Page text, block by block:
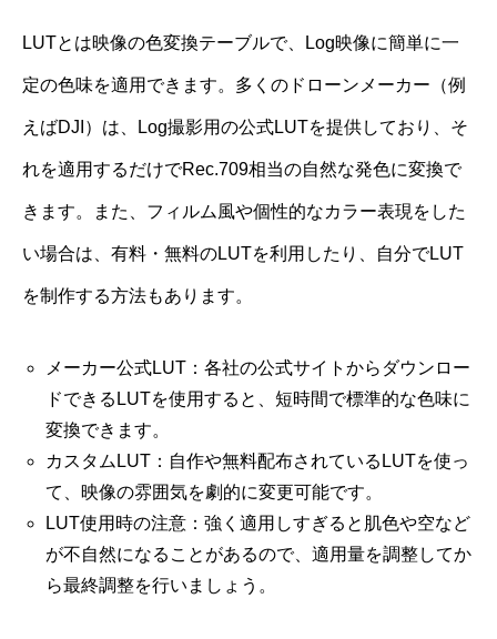
LUTとは映像の色変換テーブルで、Log映像に簡単に一
定の色味を適用できます。多くのドローンメーカー（例
えばDJI）は、Log撮影用の公式LUTを提供しており、そ
れを適用するだけでRec.709相当の自然な発色に変換で
きます。また、フィルム風や個性的なカラー表現をした
い場合は、有料・無料のLUTを利用したり、自分でLUT
を制作する方法もあります。
メーカー公式LUT：各社の公式サイトからダウンロー
ドできるLUTを使用すると、短時間で標準的な色味に
変換できます。
カスタムLUT：自作や無料配布されているLUTを使っ
て、映像の雰囲気を劇的に変更可能です。
LUT使用時の注意：強く適用しすぎると肌色や空など
が不自然になることがあるので、適用量を調整してか
ら最終調整を行いましょう。